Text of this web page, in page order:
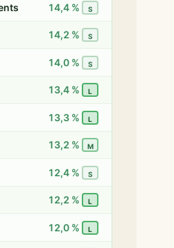
14,4 % S
14,2 % S
14,0 % S
13,4 % L
13,3 % L
13,2 % M
12,4 % S
12,2 % L
12,0 % L